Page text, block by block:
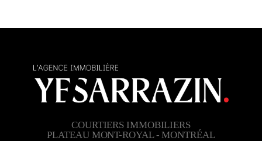
COURTIERS IMMOBILIERS
PLATEAU MONT-ROYAL - MONTRÉAL